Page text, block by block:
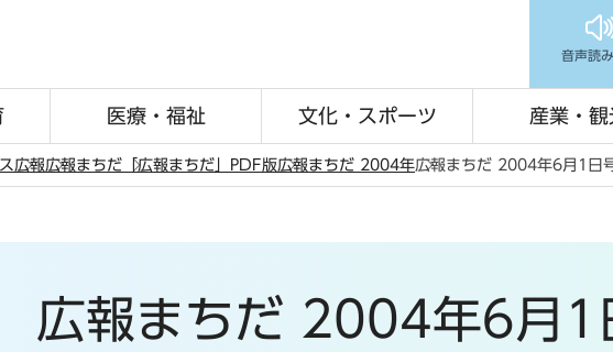
音声読
医療・福祉 文化・スポーツ 産業・観
広報広報まちだ 「広報まちだ」PDF版広報まちだ 2004年広報まちだ 2004年6月1日
広報まちだ 2004年6月1